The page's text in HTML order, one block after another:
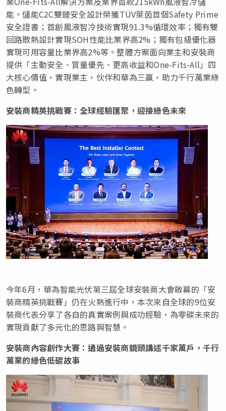
能。儲能C2C雙鏈安全設計榮獲TÜV萊茵首個Safety Prime
安全證書；首創風液智冷技術實現91.3%循環效率；獨有雙
回路散熱設計實現SOH性能比業界高2%；獨有包級優化器
實現可用容量比業界高2%等。整體方案面向業主和安裝商
提供「主動安全、質量優先、更高收益和One-Fits-All」四
大核心價值，實現業主，伙伴和華為三贏，助力千行萬業綠
色轉型。
安裝商精英挑戰賽：全球經驗匯聚，迎接綠色未來
今年6月，華為智能光伏第三屆全球安裝商大會啟幕的「安
裝商精英挑戰賽」仍在火熱進行中，本次來自全球的9位安
裝商代表分享了各自的真實案例與成功經驗，為零碳未來的
實現貢獻了多元化的思路與智慧。
安裝商內容創作大賽：通過安裝商鏡頭講述千家萬戶，千行
萬業的綠色低碳故事